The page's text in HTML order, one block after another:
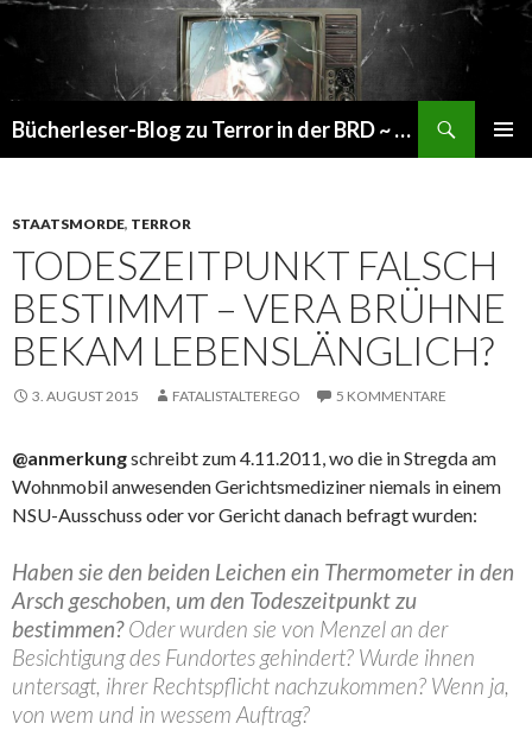
Bücherleser-Blog zu Terror in der BRD ~ die gemachte Realität
STAATSMORDE, TERROR
TODESZEITPUNKT FALSCH
BESTIMMT – VERA BRÜHNE
BEKAM LEBENSLÄNGLICH?
3. AUGUST 2015 FATALISTALTEREGO 5 KOMMENTARE
@anmerkungschreibt zum 4.11.2011, wo die in Stregda am
Wohnmobil anwesenden Gerichtsmediziner niemals in einem
NSU-Ausschuss oder vor Gericht danach befragt wurden:
Haben sie den beiden Leichen ein Thermometer in den
Arsch geschoben, um den Todeszeitpunkt zu
bestimmen?Oder wurden sie von Menzel an der
Besichtigung des Fundortes gehindert? Wurde ihnen
untersagt, ihrer Rechtspflicht nachzukommen? Wenn ja,
von wem und in wessem Auftrag?